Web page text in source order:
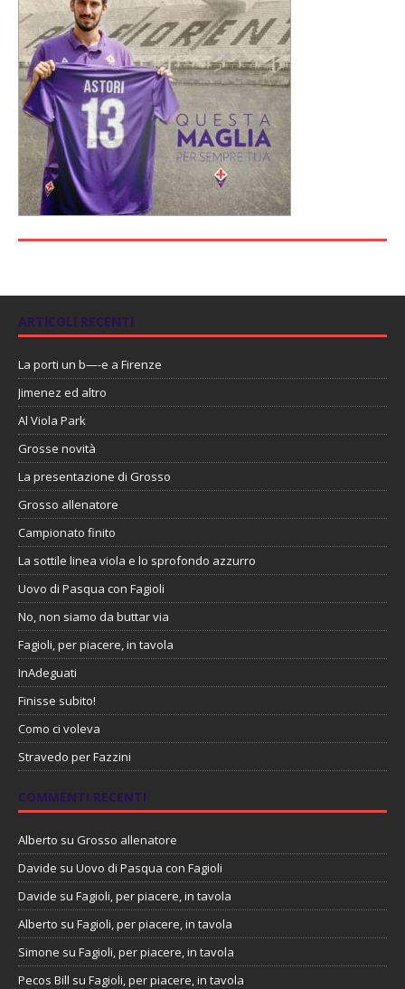
ARTICOLI RECENTI
La porti un b—-e a Firenze
Jimenez ed altro
Al Viola Park
Grosse novità
La presentazione di Grosso
Grosso allenatore
Campionato finito
La sottile linea viola e lo sprofondo azzurro
Uovo di Pasqua con Fagioli
No, non siamo da buttar via
Fagioli, per piacere, in tavola
InAdeguati
Finisse subito!
Como ci voleva
Stravedo per Fazzini
COMMENTI RECENTI
Alberto su Grosso allenatore
Davide su Uovo di Pasqua con Fagioli
Davide su Fagioli, per piacere, in tavola
Alberto su Fagioli, per piacere, in tavola
Simone su Fagioli, per piacere, in tavola
Pecos Bill su Fagioli, per piacere, in tavola